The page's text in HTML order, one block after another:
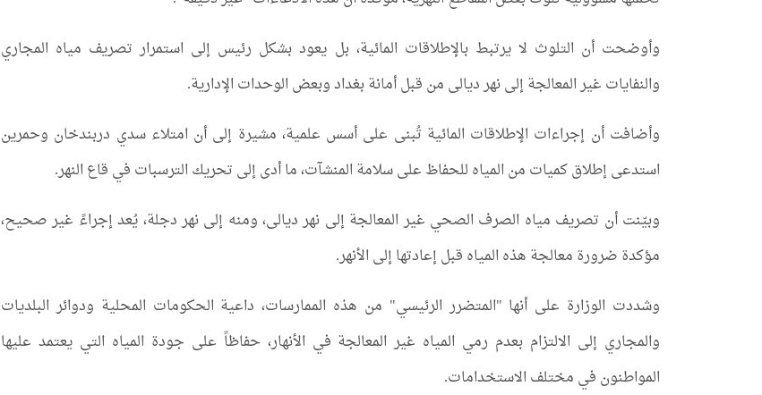
وأوضحت أن التلوث لا يرتبط بالإطلاقات المائية، بل يعود بشكل رئيس إلى استمرار تصريف مياه المجاري
والنفايات غير المعالجة إلى نهر ديالى من قبل أمانة بغداد وبعض الوحدات الإدارية.
وأضافت أن إجراءات الإطلاقات المائية تُبنى على أسس علمية، مشيرة إلى أن امتلاء سدي دربندخان وحمرين
استدعى إطلاق كميات من المياه للحفاظ على سلامة المنشآت، ما أدى إلى تحريك الترسبات في قاع النهر.
وبيّنت أن تصريف مياه الصرف الصحي غير المعالجة إلى نهر ديالى، ومنه إلى نهر دجلة، يُعد إجراءً غير صحيح،
مؤكدة ضرورة معالجة هذه المياه قبل إعادتها إلى الأنهر.
وشددت الوزارة على أنها "المتضرر الرئيسي" من هذه الممارسات، داعية الحكومات المحلية ودوائر البلديات
والمجاري إلى الالتزام بعدم رمي المياه غير المعالجة في الأنهار، حفاظاً على جودة المياه التي يعتمد عليها
المواطنون في مختلف الاستخدامات.